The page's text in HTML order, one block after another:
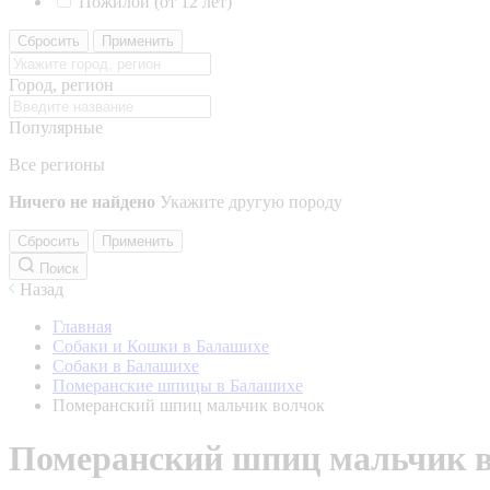
Сбросить Применить
Город, регион
Популярные
Все регионы
Ничего не найдено Укажите другую породу
Сбросить
Применить
Поиск
Назад
Главная
Собаки и Кошки в Балашихе
Собаки в Балашихе
Померанские шпицы в Балашихе
Померанский шпиц мальчик волчок
Померанский шпиц мальчик